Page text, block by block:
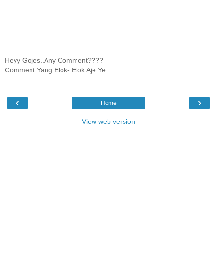
Heyy Gojes..Any Comment????
Comment Yang Elok- Elok Aje Ye......
‹ ›
Home
View web version